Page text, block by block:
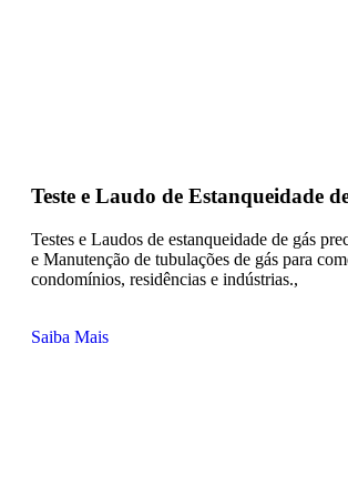
Teste e Laudo de Estanqueidade
Testes e Laudos de estanqueidade de gás
e Manutenção de tubulações de gás para
condomínios, residências e indústrias.,
Saiba Mais